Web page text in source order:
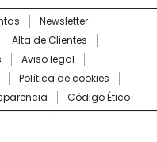
Newsletter
Alta de Clientes
Aviso legal
Política de cookies
Código Ético